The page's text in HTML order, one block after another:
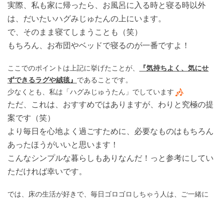
実際、私も家に帰ったら、お風呂に入る時と寝る時以外
は、だいたいハグみじゅたんの上にいます。
で、そのまま寝てしまうことも（笑）
もちろん、お布団やベッドで寝るのが一番ですよ！
ここでのポイントは上記に挙げたことが、
『気持ちよく、気にせ
ずできるラグや絨毯』 であることです。
少なくとも、私は「ハグみじゅうたん」でしています
ただ、これは、おすすめではありますが、わりと究極の提
案です（笑）
より毎日を心地よく過ごすために、必要なものはもちろん
あったほうがいいと思います！
こんなシンプルな暮らしもありなんだ！っと参考にしてい
ただければ幸いです。
では、床の生活が好きで、毎日ゴロゴロしちゃう人は、ご一緒に